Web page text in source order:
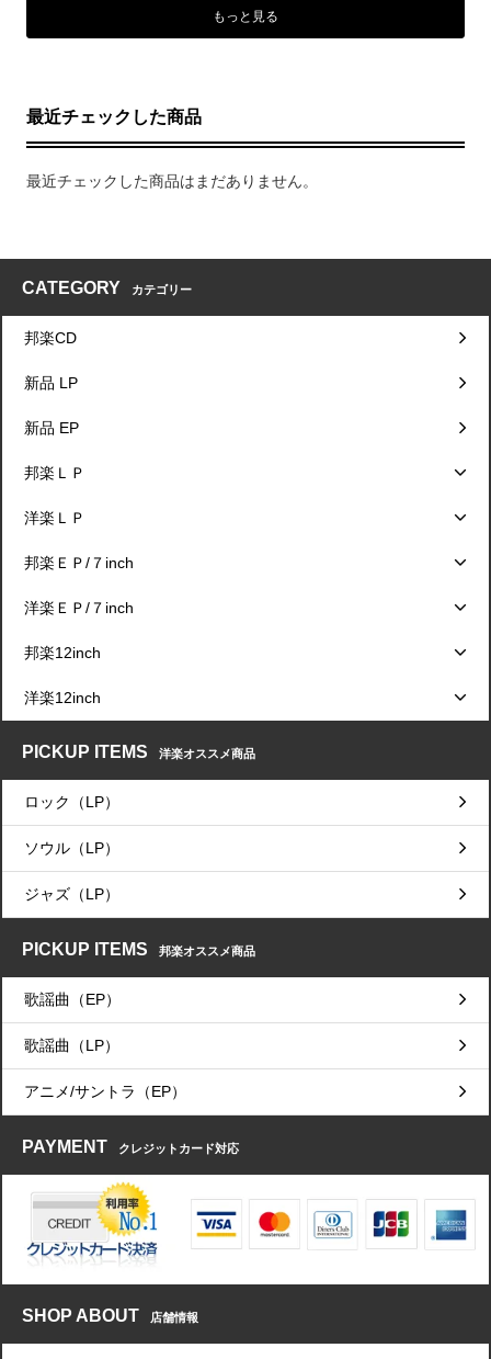
もっと見る
最近チェックした商品
最近チェックした商品はまだありません。
CATEGORY カテゴリー
邦楽CD
新品 LP
新品 EP
邦楽ＬＰ
洋楽ＬＰ
邦楽ＥＰ/７inch
洋楽ＥＰ/７inch
邦楽12inch
洋楽12inch
PICKUP ITEMS 洋楽オススメ商品
ロック（LP）
ソウル（LP）
ジャズ（LP）
PICKUP ITEMS 邦楽オススメ商品
歌謡曲（EP）
歌謡曲（LP）
アニメ/サントラ（EP）
PAYMENT クレジットカード対応
SHOP ABOUT 店舗情報